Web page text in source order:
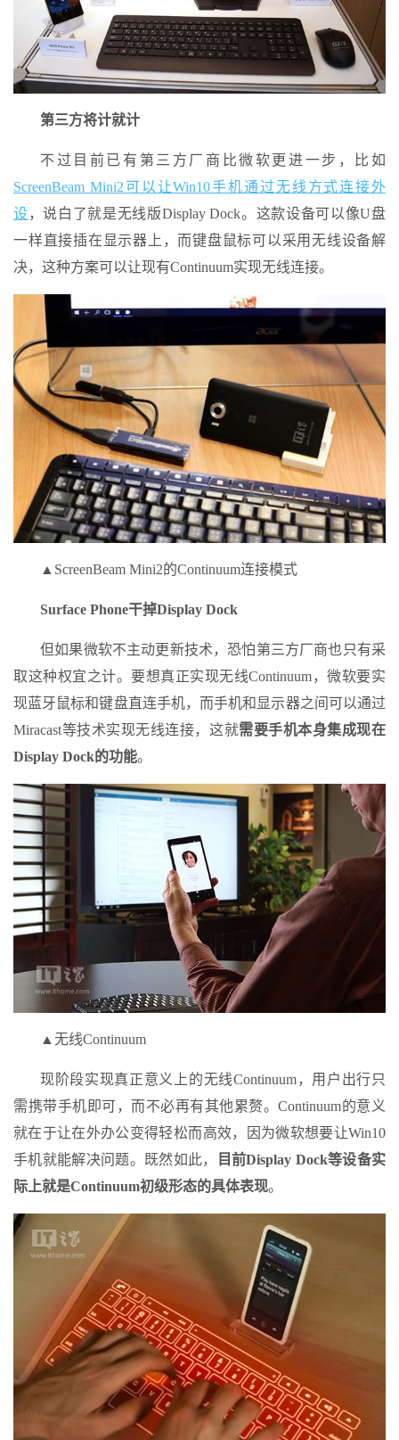
第三方将计就计
不过目前已有第三方厂商比微软更进一步，比如
ScreenBeam Mini2可以让Win10手机通过无线方式连接外
设，说白了就是无线版Display Dock。这款设备可以像U盘
一样直接插在显示器上，而键盘鼠标可以采用无线设备解
决，这种方案可以让现有Continuum实现无线连接。
▲ScreenBeam Mini2的Continuum连接模式
Surface Phone干掉Display Dock
但如果微软不主动更新技术，恐怕第三方厂商也只有采
取这种权宜之计。要想真正实现无线Continuum，微软要实
现蓝牙鼠标和键盘直连手机，而手机和显示器之间可以通过
Miracast等技术实现无线连接，这就需要手机本身集成现在
Display Dock的功能。
▲无线Continuum
现阶段实现真正意义上的无线Continuum，用户出行只
需携带手机即可，而不必再有其他累赘。Continuum的意义
就在于让在外办公变得轻松而高效，因为微软想要让Win10
手机就能解决问题。既然如此，
目前Display Dock等设备实
际上就是Continuum初级形态的具体表现。